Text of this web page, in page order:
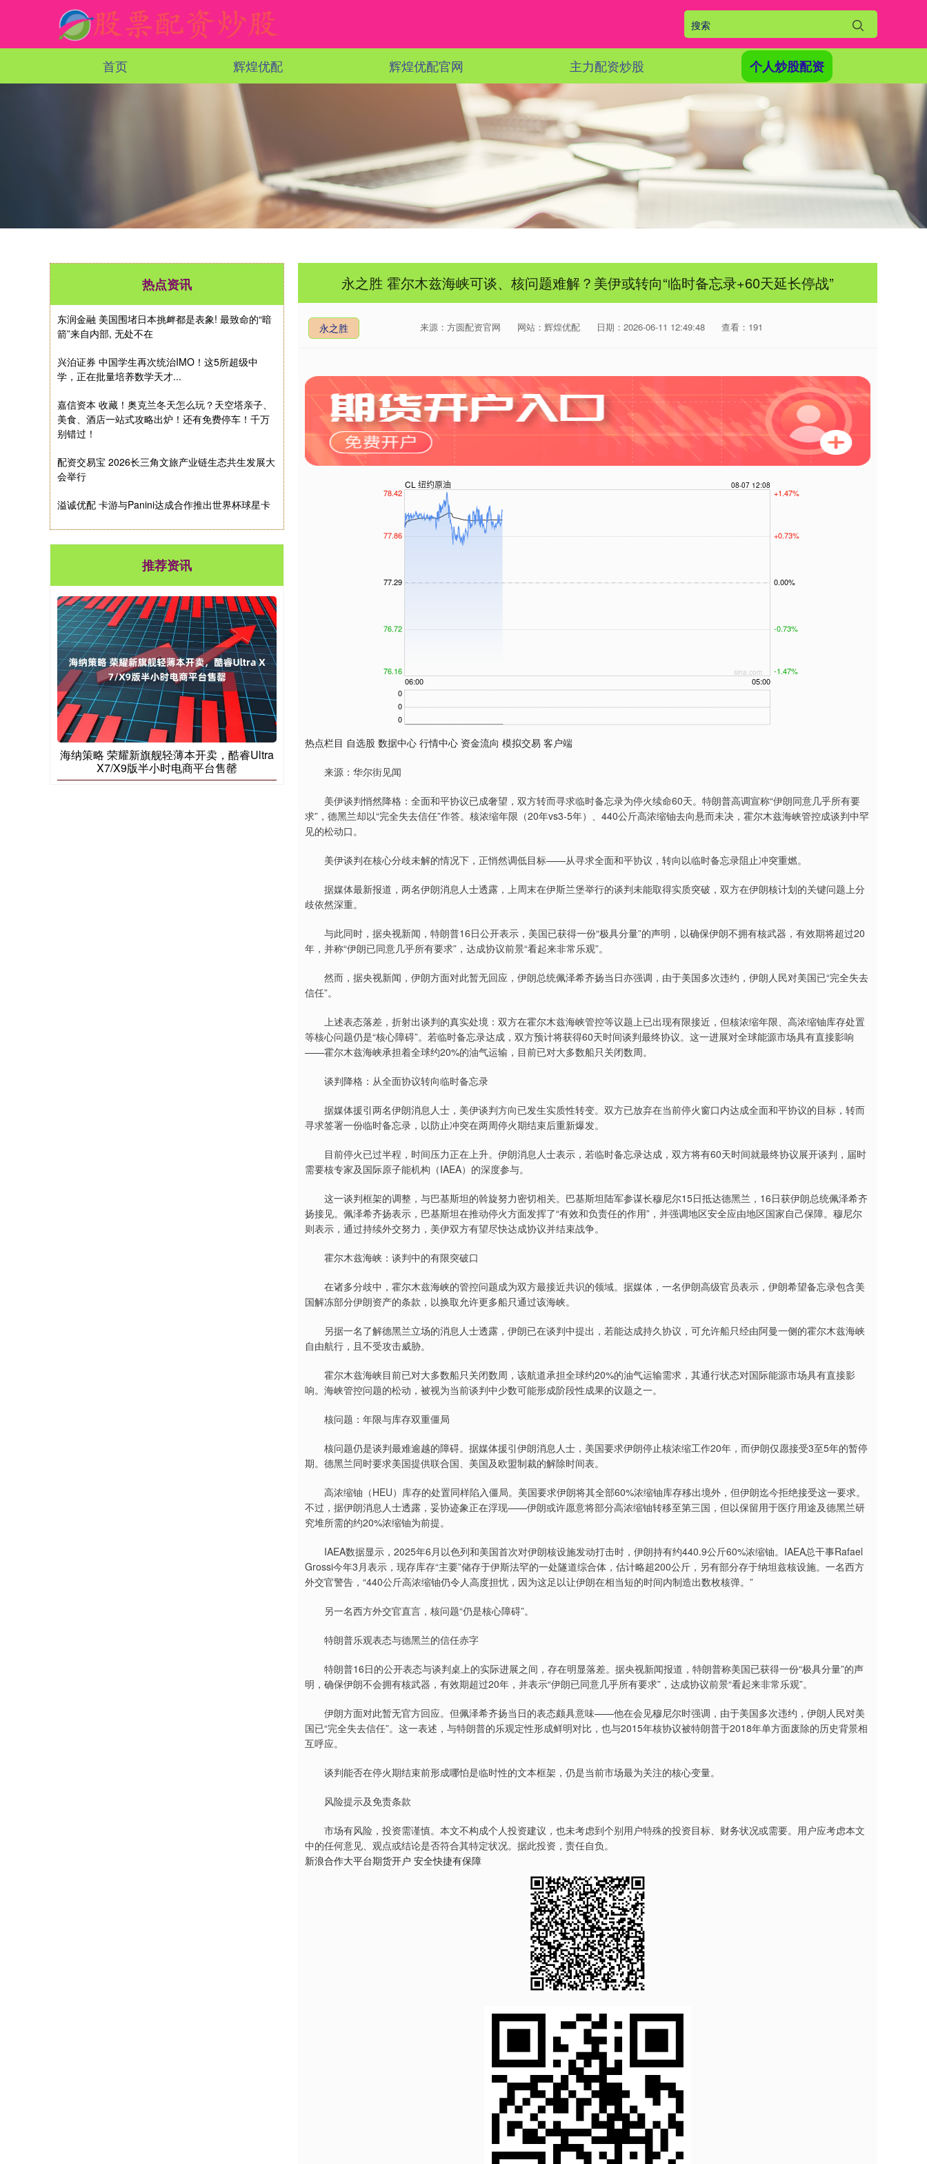
首页 辉煌优配 辉煌优配官网 主力配资炒股 个人炒股配资
永之胜 霍尔木兹海峡可谈、核问题难解？美伊或转向“临时备忘录+60天延长停战”
永之胜 来源：方圆配资官网 网站：辉煌优配 日期：2026-06-11 12:49:48 查看：191
热点栏目 自选股 数据中心 行情中心 资金流向 模拟交易 客户端
来源：华尔街见闻
美伊谈判悄然降格：全面和平协议已成奢望，双方转而寻求临时备忘录为停火续命60天。特朗普高调宣称“伊朗同意几乎所有要
求”，德黑兰却以“完全失去信任”作答。核浓缩年限（20年vs3-5年）、440公斤高浓缩铀去向悬而未决，霍尔木兹海峡管控成谈判中罕
见的松动口。
美伊谈判在核心分歧未解的情况下，正悄然调低目标——从寻求全面和平协议，转向以临时备忘录阻止冲突重燃。
据媒体最新报道，两名伊朗消息人士透露，上周末在伊斯兰堡举行的谈判未能取得实质突破，双方在伊朗核计划的关键问题上分
歧依然深重。
与此同时，据央视新闻，特朗普16日公开表示，美国已获得一份“极具分量”的声明，以确保伊朗不拥有核武器，有效期将超过20
年，并称“伊朗已同意几乎所有要求”，达成协议前景“看起来非常乐观”。
然而，据央视新闻，伊朗方面对此暂无回应，伊朗总统佩泽希齐扬当日亦强调，由于美国多次违约，伊朗人民对美国已“完全失去
信任”。
上述表态落差，折射出谈判的真实处境：双方在霍尔木兹海峡管控等议题上已出现有限接近，但核浓缩年限、高浓缩铀库存处置
等核心问题仍是“核心障碍”。若临时备忘录达成，双方预计将获得60天时间谈判最终协议。这一进展对全球能源市场具有直接影响
——霍尔木兹海峡承担着全球约20%的油气运输，目前已对大多数船只关闭数周。
谈判降格：从全面协议转向临时备忘录
据媒体援引两名伊朗消息人士，美伊谈判方向已发生实质性转变。双方已放弃在当前停火窗口内达成全面和平协议的目标，转而
寻求签署一份临时备忘录，以防止冲突在两周停火期结束后重新爆发。
目前停火已过半程，时间压力正在上升。伊朗消息人士表示，若临时备忘录达成，双方将有60天时间就最终协议展开谈判，届时
需要核专家及国际原子能机构（IAEA）的深度参与。
这一谈判框架的调整，与巴基斯坦的斡旋努力密切相关。巴基斯坦陆军参谋长穆尼尔15日抵达德黑兰，16日获伊朗总统佩泽希齐
扬接见。佩泽希齐扬表示，巴基斯坦在推动停火方面发挥了“有效和负责任的作用”，并强调地区安全应由地区国家自己保障。穆尼尔
则表示，通过持续外交努力，美伊双方有望尽快达成协议并结束战争。
霍尔木兹海峡：谈判中的有限突破口
在诸多分歧中，霍尔木兹海峡的管控问题成为双方最接近共识的领域。据媒体，一名伊朗高级官员表示，伊朗希望备忘录包含美
国解冻部分伊朗资产的条款，以换取允许更多船只通过该海峡。
另据一名了解德黑兰立场的消息人士透露，伊朗已在谈判中提出，若能达成持久协议，可允许船只经由阿曼一侧的霍尔木兹海峡
自由航行，且不受攻击威胁。
霍尔木兹海峡目前已对大多数船只关闭数周，该航道承担全球约20%的油气运输需求，其通行状态对国际能源市场具有直接影
响。海峡管控问题的松动，被视为当前谈判中少数可能形成阶段性成果的议题之一。
核问题：年限与库存双重僵局
核问题仍是谈判最难逾越的障碍。据媒体援引伊朗消息人士，美国要求伊朗停止核浓缩工作20年，而伊朗仅愿接受3至5年的暂停
期。德黑兰同时要求美国提供联合国、美国及欧盟制裁的解除时间表。
高浓缩铀（HEU）库存的处置同样陷入僵局。美国要求伊朗将其全部60%浓缩铀库存移出境外，但伊朗迄今拒绝接受这一要求。
不过，据伊朗消息人士透露，妥协迹象正在浮现——伊朗或许愿意将部分高浓缩铀转移至第三国，但以保留用于医疗用途及德黑兰研
究堆所需的约20%浓缩铀为前提。
IAEA数据显示，2025年6月以色列和美国首次对伊朗核设施发动打击时，伊朗持有约440.9公斤60%浓缩铀。IAEA总干事Rafael
Grossi今年3月表示，现存库存“主要”储存于伊斯法罕的一处隧道综合体，估计略超200公斤，另有部分存于纳坦兹核设施。一名西方
外交官警告，“440公斤高浓缩铀仍令人高度担忧，因为这足以让伊朗在相当短的时间内制造出数枚核弹。”
另一名西方外交官直言，核问题“仍是核心障碍”。
特朗普乐观表态与德黑兰的信任赤字
特朗普16日的公开表态与谈判桌上的实际进展之间，存在明显落差。据央视新闻报道，特朗普称美国已获得一份“极具分量”的声
明，确保伊朗不会拥有核武器，有效期超过20年，并表示“伊朗已同意几乎所有要求”，达成协议前景“看起来非常乐观”。
伊朗方面对此暂无官方回应。但佩泽希齐扬当日的表态颇具意味——他在会见穆尼尔时强调，由于美国多次违约，伊朗人民对美
国已“完全失去信任”。这一表述，与特朗普的乐观定性形成鲜明对比，也与2015年核协议被特朗普于2018年单方面废除的历史背景相
互呼应。
谈判能否在停火期结束前形成哪怕是临时性的文本框架，仍是当前市场最为关注的核心变量。
风险提示及免责条款
市场有风险，投资需谨慎。本文不构成个人投资建议，也未考虑到个别用户特殊的投资目标、财务状况或需要。用户应考虑本文
中的任何意见、观点或结论是否符合其特定状况。据此投资，责任自负。
新浪合作大平台期货开户 安全快捷有保障
热点资讯
东润金融 美国围堵日本挑衅都是表象! 最致命的“暗
箭”来自内部, 无处不在
兴泊证券 中国学生再次统治IMO！这5所超级中
学，正在批量培养数学天才...
嘉信资本 收藏！奥克兰冬天怎么玩？天空塔亲子、
美食、酒店一站式攻略出炉！还有免费停车！千万
别错过！
配资交易宝 2026长三角文旅产业链生态共生发展大
会举行
溢诚优配 卡游与Panini达成合作推出世界杯球星卡
推荐资讯
海纳策略 荣耀新旗舰轻薄本开卖，酷睿Ultra
X7/X9版半小时电商平台售罄